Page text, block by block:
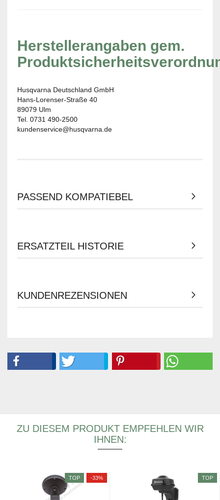
Herstellerangaben gem.
Husqvarna Deutschland GmbH
Hans-Lorenser-Straße 40
89079 Ulm
Tel. 0731 490-2500
kundenservice@husqvarna.de
PASSEND KOMPATIEBEL
ERSATZTEIL HISTORIE
KUNDENREZENSIONEN
ZU DIESEM PRODUKT EMPFEHLEN WIR
IHNEN:
TOP -33% TOP